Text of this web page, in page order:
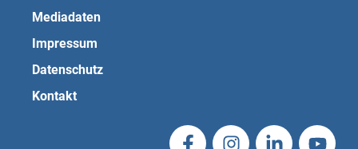
Mediadaten
Impressum
Datenschutz
Kontakt